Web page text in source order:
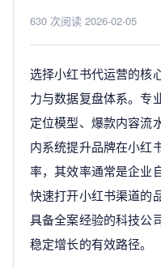
630 次阅读 2026-02-05
选择小红书代运营的核
力与数据复盘体系。专
定位模型、爆款内容流
内系统提升品牌在小红
率，其效率通常是企业
快速打开小红书渠道的
具备全案经验的科技公
稳定增长的有效路径。